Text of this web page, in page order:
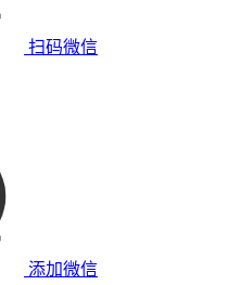
扫码微信
添加微信